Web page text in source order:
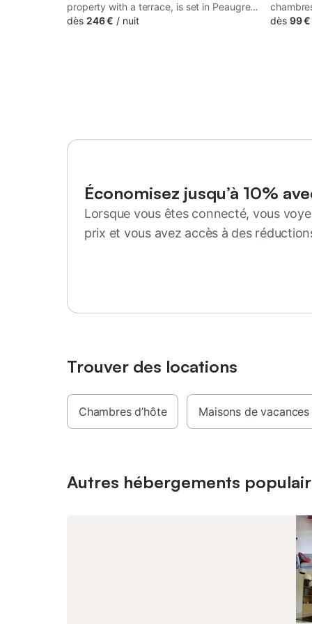
property with a terrace, is set in Peaugres,
35 km from Vienne Train Station, 36 km
dès 246 € / nuit
17m2 (2/
etage
rampe ,
mettre
du Pilat,
location
magasin
Nous
hors sol
flechette
dès 99 €
Économisez jusqu’à 10%
Lorsque vous êtes connecté, vous
prix et vous avez accès à des
Trouver des locations
Chambres d’hôte Maisons de vacances
Autres hébergements